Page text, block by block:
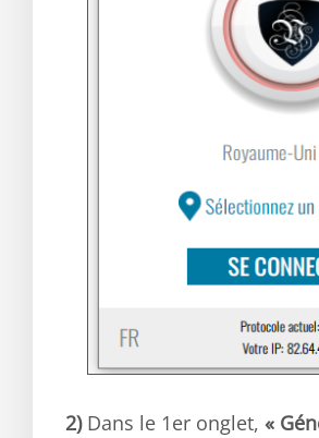
2) Dans le 1er onglet, «